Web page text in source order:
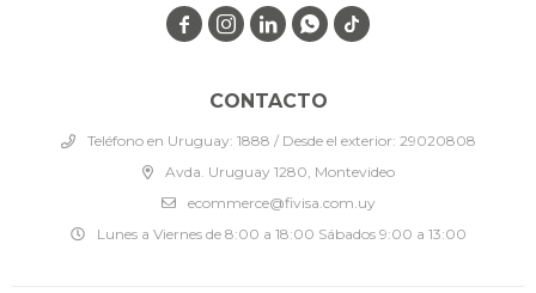
CONTACTO
Teléfono en Uruguay: 1888 / Desde el exterior: 29020808
Avda. Uruguay 1280, Montevideo
ecommerce@fivisa.com.uy
Lunes a Viernes de 8:00 a 18:00 Sábados 9:00 a 13:00
   